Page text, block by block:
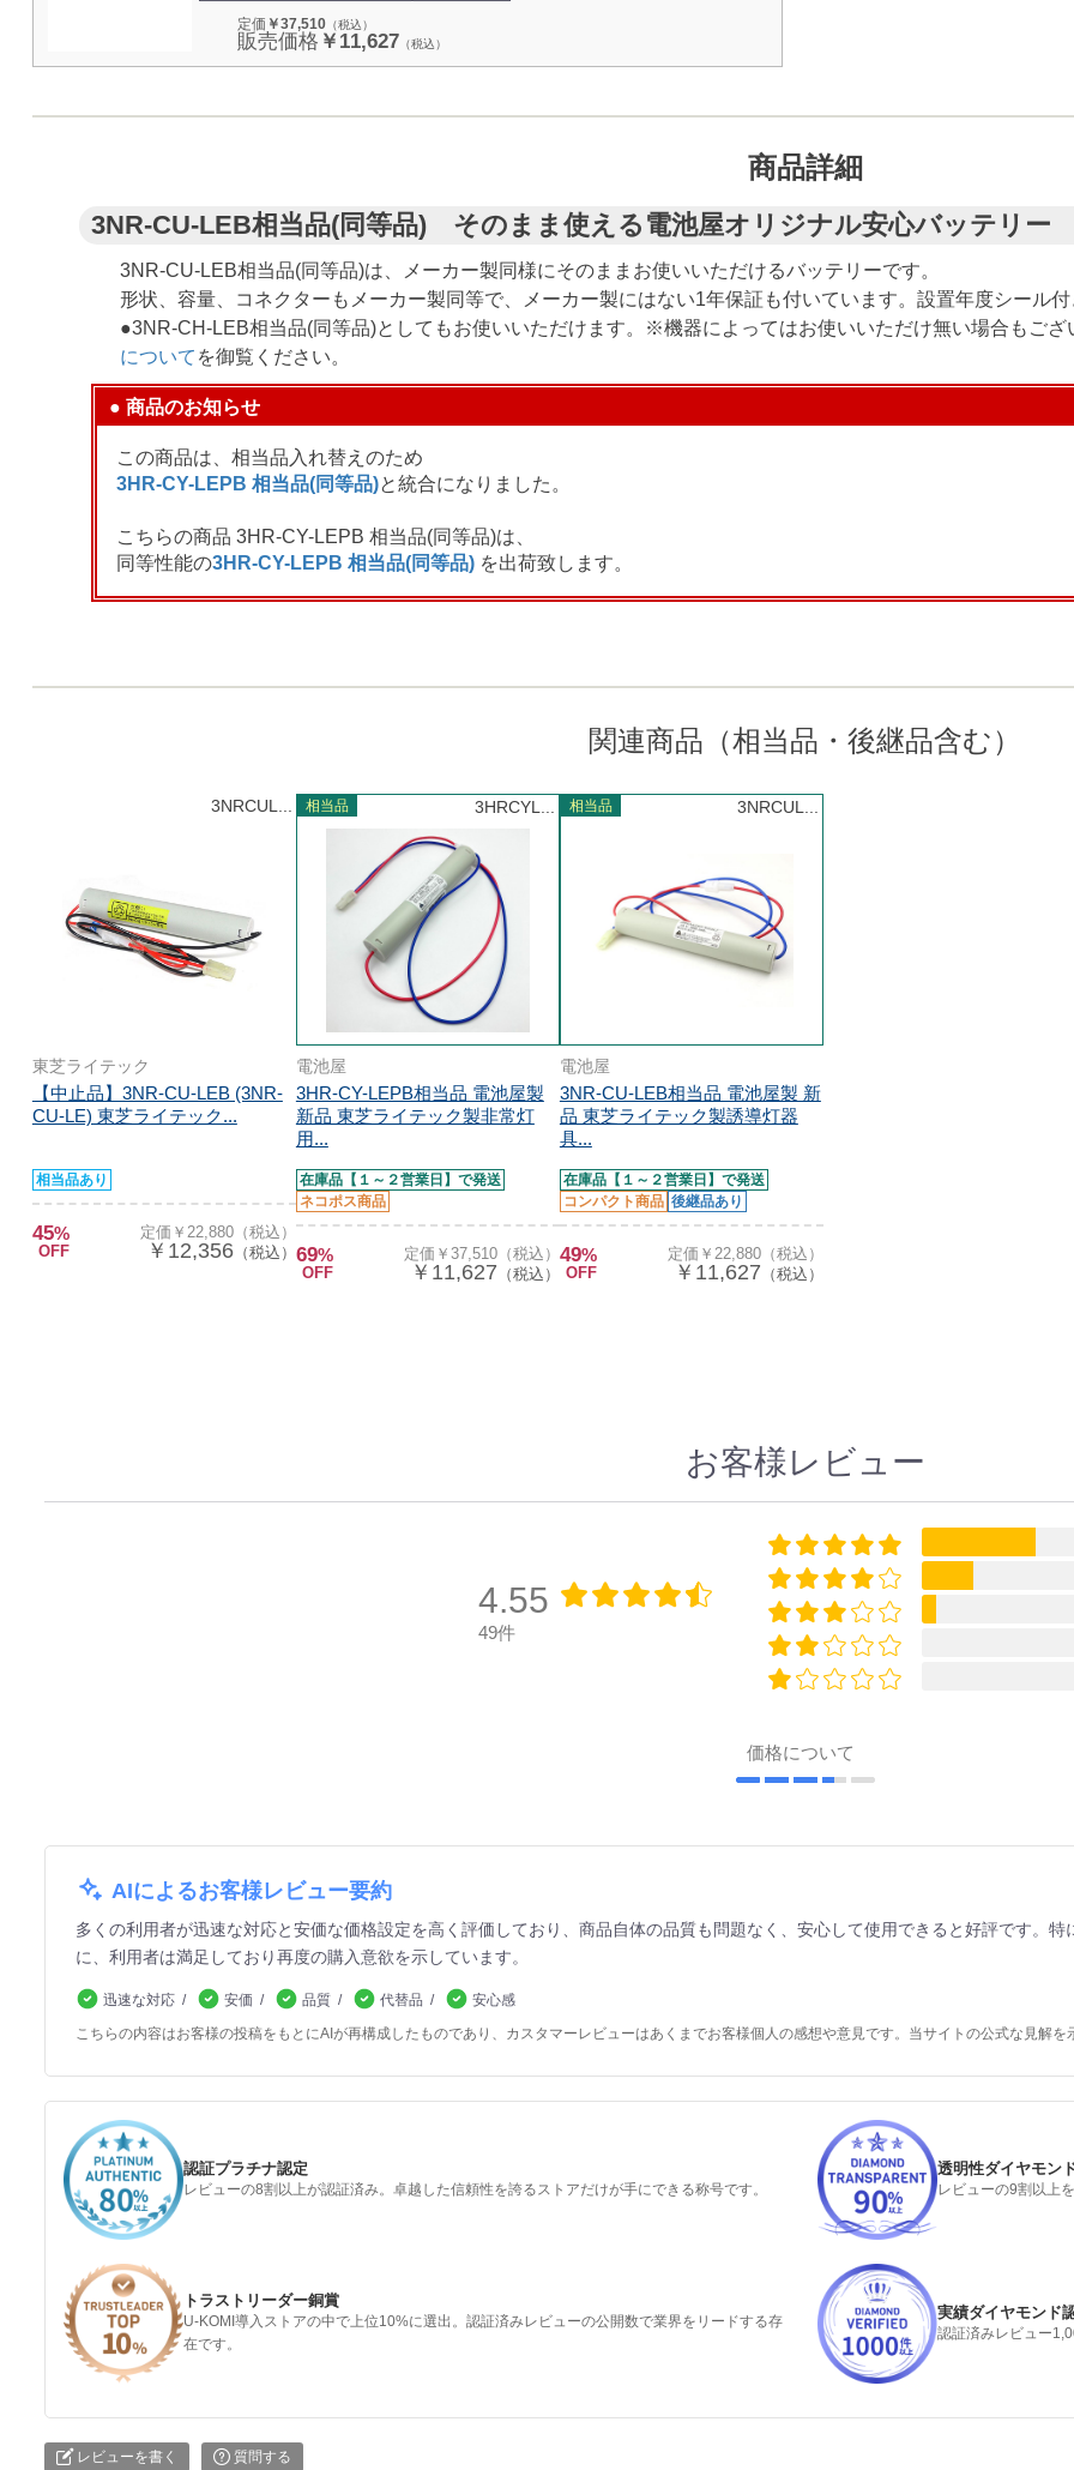
定価 ￥37,510（税込）
販売価格 ￥11,627 （税込）
商品詳細
3NR-CU-LEB相当品(同等品) そのまま使える電池屋オリジナル安心バッテリー
3NR-CU-LEB相当品(同等品)は、メーカー製同様にそのままお使いいただけるバッテリーです。
形状、容量、コネクターもメーカー製同等で、メーカー製にはない1年保証も付いています。設置年度シール
●3NR-CH-LEB相当品(同等品)としてもお使いいただけます。※機器によってはお使いいただけ無い場合もご
について を御覧ください。
● 商品のお知らせ
この商品は、相当品入れ替えのため
3HR-CY-LEPB 相当品(同等品)と統合になりました。
こちらの商品 3HR-CY-LEPB 相当品(同等品)は、
同等性能の3HR-CY-LEPB 相当品(同等品)を出荷致します。
関連商品（相当品・後継品含む）
3NRCUL...
東芝ライテック
【中止品】3NR-CU-LEB (3NR-
CU-LE) 東芝ライテック...
相当品あり
45%
OFF
定価￥22,880（税込）
￥12,356（税込）
相当品 3HRCYL...
電池屋
3HR-CY-LEPB相当品 電池屋製
新品 東芝ライテック製非常灯
用...
在庫品【１～２営業日】で発送
ネコポス商品
69%
OFF
定価￥37,510（税込）
￥11,627 （税込）
相当品 3NRCUL...
電池屋
3NR-CU-LEB相当品 電池屋製 新
品 東芝ライテック製誘導灯器
具...
在庫品【１～２営業日】で発送
コンパクト商品 後継品あり
49%
OFF
定価￥22,880（税込）
￥11,627 （税込）
お客様レビュー
4.55
49件
価格について
AIによるお客様レビュー要約
多くの利用者が迅速な対応と安価な価格設定を高く評価しており、商品自体の品質も問題なく、安心して使用できると好評です。
に、利用者は満足しており再度の購入意欲を示しています。
迅速な対応 安価 品質 代替品
安心感
こちらの内容はお客様の投稿をもとにAIが再構成したものであり、カスタマーレビューはあくまでお客様個人の感想や意見です。当サイトの公式な見解を
認証プラチナ認定
レビューの8割以上が認証済み。卓越した信頼性を誇るストアだけが手にできる称号です。
透明性ダイヤモン
レビューの9割以上
トラストリーダー銅賞
U-KOMI導入ストアの中で上位10%に選出。認証済みレビューの公開数で業界をリードする存
在です。
実績ダイヤモンド
認証済みレビュー
レビューを書く 質問する